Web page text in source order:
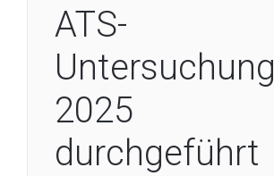
ATS-
Untersuchung
2025
durchgeführt